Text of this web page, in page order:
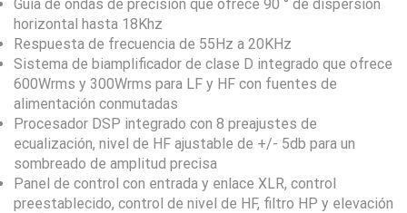
Guía de ondas de precisión que ofrece 90 ° de dispersión
horizontal hasta 18Khz
Respuesta de frecuencia de 55Hz a 20KHz
Sistema de biamplificador de clase D integrado que ofrece
600Wrms y 300Wrms para LF y HF con fuentes de
alimentación conmutadas
Procesador DSP integrado con 8 preajustes de
ecualización, nivel de HF ajustable de +/- 5db para un
sombreado de amplitud precisa
Panel de control con entrada y enlace XLR, control
preestablecido, control de nivel de HF, filtro HP y elevación